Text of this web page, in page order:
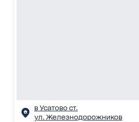
в Усатово ст.
ул. Железнодорожников